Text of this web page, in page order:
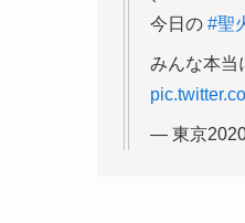
今日の #聖
みんな本当
— 東京